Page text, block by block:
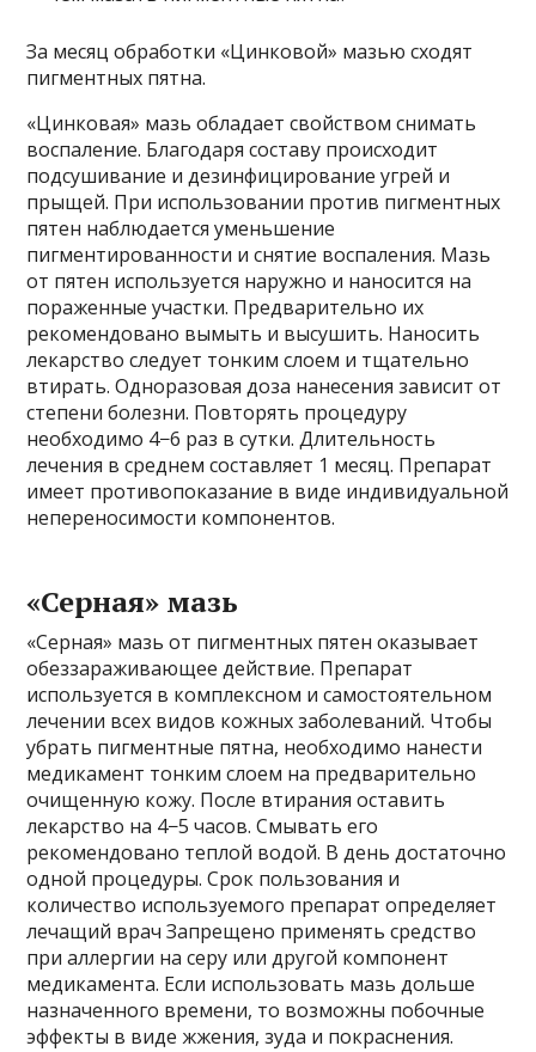
За месяц обработки «Цинковой» мазью сходят
пигментных пятна.
«Цинковая» мазь обладает свойством снимать
воспаление. Благодаря составу происходит
подсушивание и дезинфицирование угрей и
прыщей. При использовании против пигментных
пятен наблюдается уменьшение
пигментированности и снятие воспаления. Мазь
от пятен используется наружно и наносится на
пораженные участки. Предварительно их
рекомендовано вымыть и высушить. Наносить
лекарство следует тонким слоем и тщательно
втирать. Одноразовая доза нанесения зависит от
степени болезни. Повторять процедуру
необходимо 4−6 раз в сутки. Длительность
лечения в среднем составляет 1 месяц. Препарат
имеет противопоказание в виде индивидуальной
непереносимости компонентов.
«Серная» мазь
«Серная» мазь от пигментных пятен оказывает
обеззараживающее действие. Препарат
используется в комплексном и самостоятельном
лечении всех видов кожных заболеваний. Чтобы
убрать пигментные пятна, необходимо нанести
медикамент тонким слоем на предварительно
очищенную кожу. После втирания оставить
лекарство на 4−5 часов. Смывать его
рекомендовано теплой водой. В день достаточно
одной процедуры. Срок пользования и
количество используемого препарат определяет
лечащий врач Запрещено применять средство
при аллергии на серу или другой компонент
медикамента. Если использовать мазь дольше
назначенного времени, то возможны побочные
эффекты в виде жжения, зуда и покраснения.